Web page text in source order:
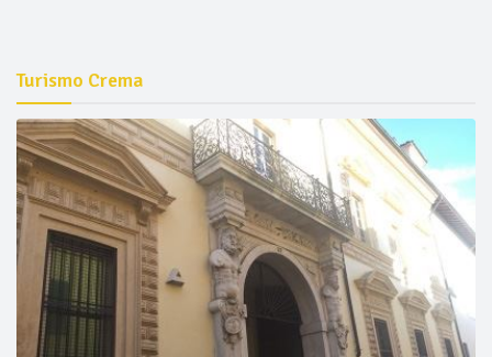
Turismo Crema